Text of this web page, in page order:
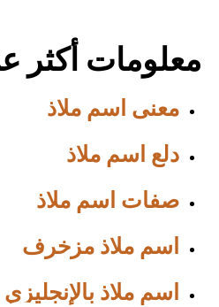
معلومات أكثر
معنى اسم ملاذ
دلع اسم ملاذ
صفات اسم ملاذ
اسم ملاذ مزخرف
اسم ملاذ بالإنجليزي